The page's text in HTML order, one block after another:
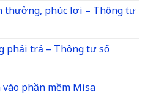
thưởng, phúc lợi – Thông tư
phải trả – Thông tư số
phần mềm Misa